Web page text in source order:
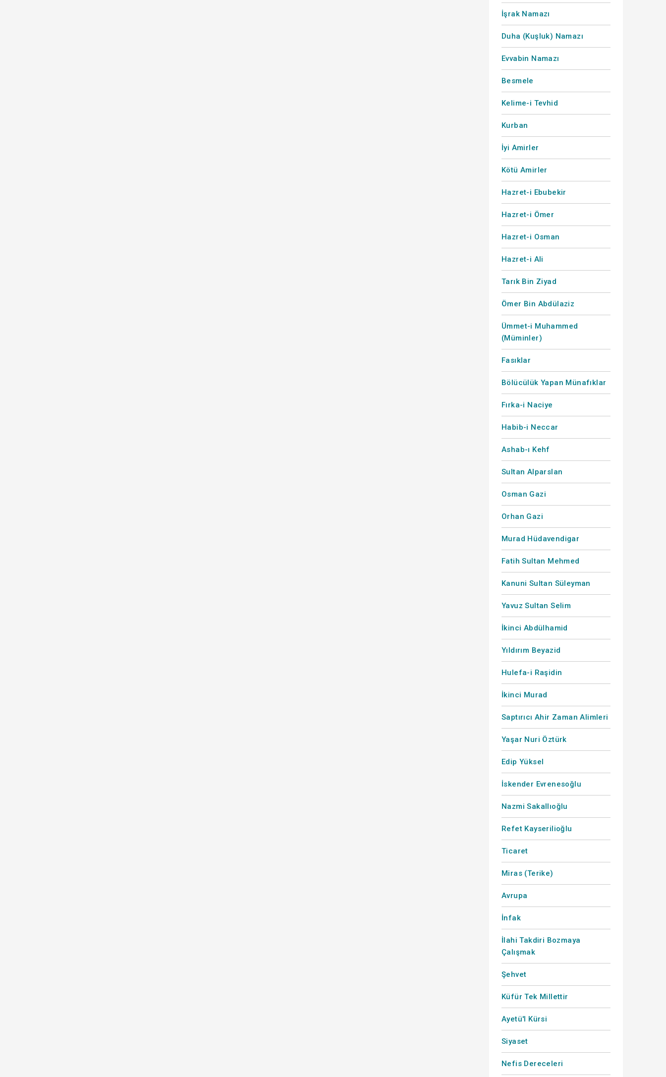
İşrak Namazı
Duha (Kuşluk) Namazı
Evvabin Namazı
Besmele
Kelime-i Tevhid
Kurban
İyi Amirler
Kötü Amirler
Hazret-i Ebubekir
Hazret-i Ömer
Hazret-i Osman
Hazret-i Ali
Tarık Bin Ziyad
Ömer Bin Abdülaziz
Ümmet-i Muhammed
(Müminler)
Fasıklar
Bölücülük Yapan Münafıklar
Fırka-i Naciye
Habib-i Neccar
Ashab-ı Kehf
Sultan Alparslan
Osman Gazi
Orhan Gazi
Murad Hüdavendigar
Fatih Sultan Mehmed
Kanuni Sultan Süleyman
Yavuz Sultan Selim
İkinci Abdülhamid
Yıldırım Beyazid
Hulefa-i Raşidin
İkinci Murad
Saptırıcı Ahir Zaman Alimleri
Yaşar Nuri Öztürk
Edip Yüksel
İskender Evrenesoğlu
Nazmi Sakallıoğlu
Refet Kayserilioğlu
Ticaret
Miras (Terike)
Avrupa
İnfak
İlahi Takdiri Bozmaya
Çalışmak
Şehvet
Küfür Tek Millettir
Ayetü'l Kürsi
Siyaset
Nefis Dereceleri